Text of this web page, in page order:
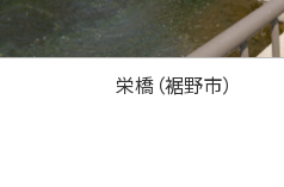
栄橋（裾野市）